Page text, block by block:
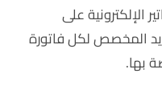
الإلكترونية على
المخصص لكل فاتورة
بها.